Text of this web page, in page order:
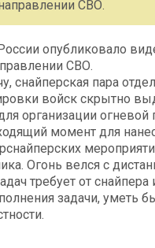
СВО.
опубликовало
СВО.
снайперская пара
войск скрытно
организации
момент для
Огонь велся с
требует от
задачи, уметь